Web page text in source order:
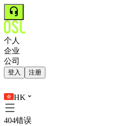
个人
企业
公司
登入 注册
HK
404错误